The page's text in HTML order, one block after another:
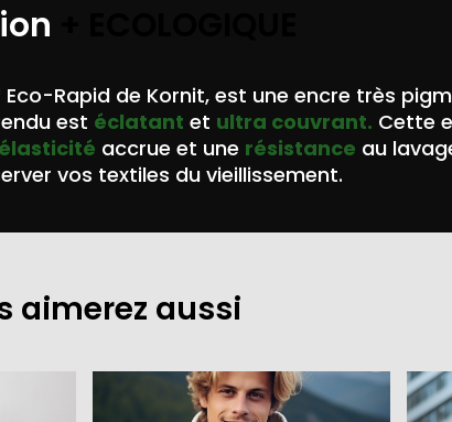
Eco-Rapid de Kornit, est une encre très
est éclatant et ultra couvrant. Cette
élasticité accrue et une résistance au
vos textiles du vieillissement.
aimerez aussi